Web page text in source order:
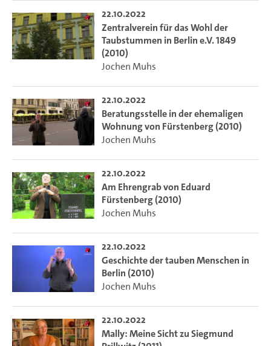
22.10.2022
Zentralverein für das Wohl der
Taubstummen in Berlin e.V. 1849
(2010)
Jochen Muhs
22.10.2022
Beratungsstelle in der ehemaligen
Wohnung von Fürstenberg (2010)
Jochen Muhs
22.10.2022
Am Ehrengrab von Eduard
Fürstenberg (2010)
Jochen Muhs
22.10.2022
Geschichte der tauben Menschen in
Berlin (2010)
Jochen Muhs
22.10.2022
Mally: Meine Sicht zu Siegmund